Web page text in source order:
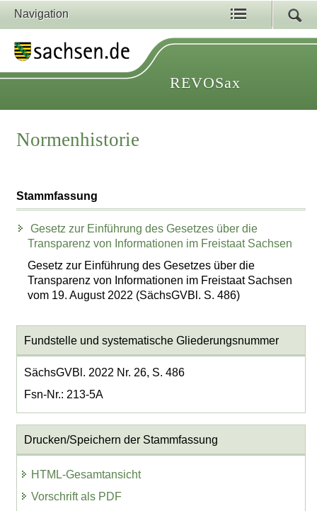
Navigation
REVOSax
Normenhistorie
Stammfassung
Gesetz zur Einführung des Gesetzes über die
Transparenz von Informationen im Freistaat Sachsen
Gesetz zur Einführung des Gesetzes über die
Transparenz von Informationen im Freistaat Sachsen
vom 19. August 2022 (SächsGVBl. S. 486)
Fundstelle und systematische Gliederungsnummer
SächsGVBl. 2022 Nr. 26, S. 486
Fsn-Nr.: 213-5A
Drucken/Speichern der Stammfassung
HTML-Gesamtansicht
Vorschrift als PDF